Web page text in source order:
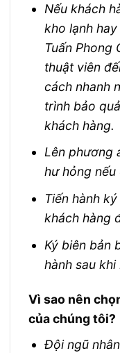
Nếu khách
kho lạnh
Tuấn Phong
thuật viên
cách nhanh
trình bảo
khách hàng.
Lên phương
hư hỏng
Tiến hành
khách hàng
Ký biên bản
hành sau khi
Vì sao nên
của chúng tôi?
Đội ngũ